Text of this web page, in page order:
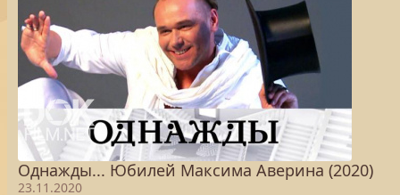
Однажды... Юбилей Максима Аверина (2020)
23.11.2020